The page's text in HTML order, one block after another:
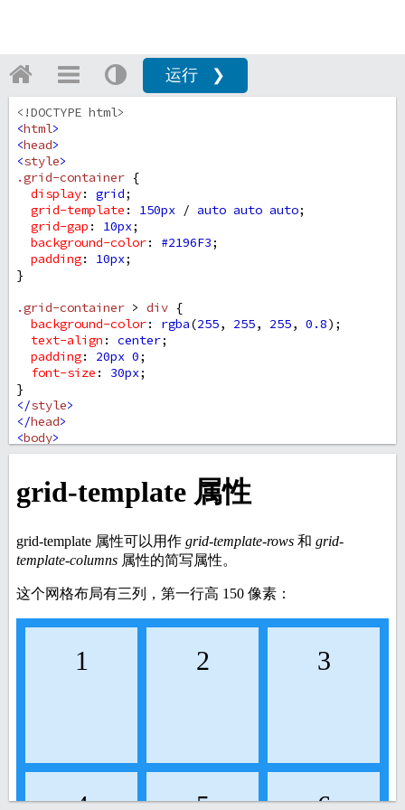
运行 ❯
<!DOCTYPE html>
<html>
<head>
<style>
.grid-container {
display: grid;
grid-template : 150px / auto auto auto;
grid-gap : 10px;
background-color: #2196F3;
padding: 10px;
}
.grid-container > div {
background-color: rgba(255, 255, 255, 0.8);
text-align : center;
padding: 20px 0;
font-size : 30px;
}
</style>
</head>
<body>
<p>grid-template 属性可以用作 <em>grid-template-
写属性。</p>
<p>这个网格布局有三列，第一行高 150 像素：
<div class="grid-container">
<div class ="item1" >1 div >
<div class="item2">2</div>
class div
class div